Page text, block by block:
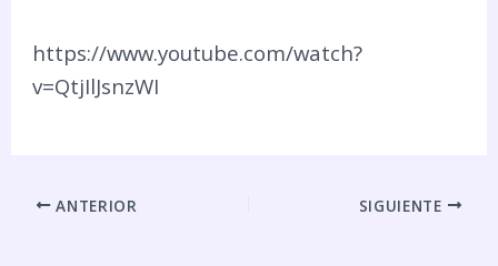
https://www.youtube.com/watch?
v=QtjIlJsnzWI
ANTERIOR SIGUIENTE